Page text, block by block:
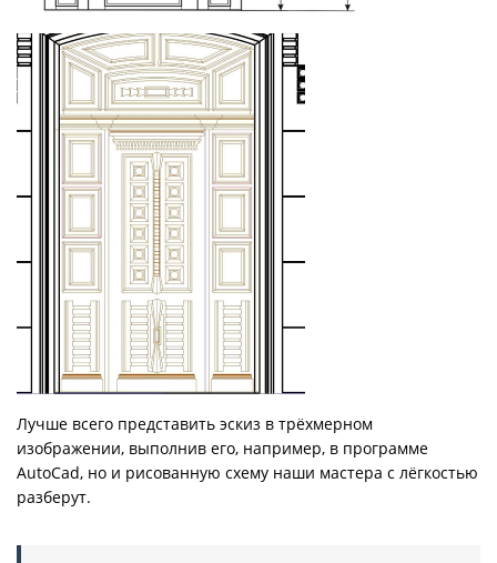
Лучше всего представить эскиз в трёхмерном
изображении, выполнив его, например, в программе
AutoCad, но и рисованную схему наши мастера с лёгкостью
разберут.